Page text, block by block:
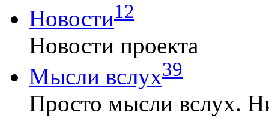
Новости12
Новости проекта
Мысли вслух39
Просто мысли вслух.